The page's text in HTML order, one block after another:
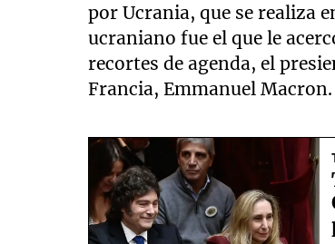
por Ucrania, que se realiza
ucraniano fue el que le
recortes de agenda, el
Francia, Emmanuel Macron.